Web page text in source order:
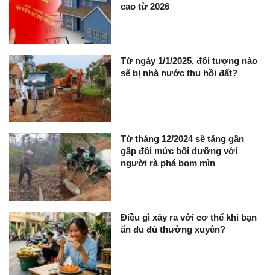
cao từ 2026
Từ ngày 1/1/2025, đối tượng nào
sẽ bị nhà nước thu hồi đất?
Từ tháng 12/2024 sẽ tăng gần
gấp đôi mức bồi dưỡng với
người rà phá bom mìn
Điều gì xảy ra với cơ thể khi bạn
ăn đu đủ thường xuyên?